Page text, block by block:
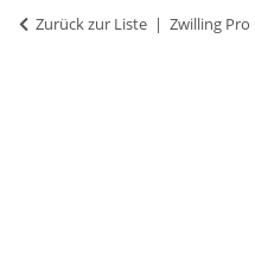
Zurück zur Liste Zwilling Pro